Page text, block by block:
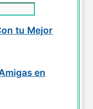
tu Mejor
en